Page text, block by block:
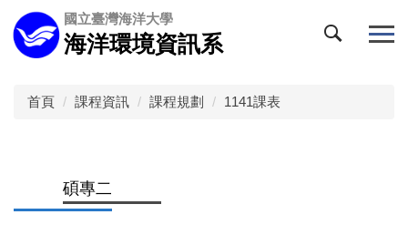
跳
到
主
國立臺灣海洋大學
海洋環境資訊系
首頁 課程資訊 課程規劃 1141課表
碩專二